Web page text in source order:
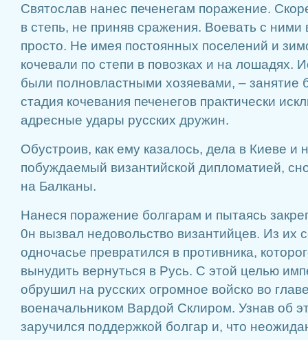
Святослав нанес печенегам поражение.
в степь, не приняв сражения. Воевать с
просто. Не имея постоянных поселений и
кочевали по степи в повозках и на лошадях.
были полновластными хозяевами, – занятие
стадия кочевания печенегов практически
адресные удары русских дружин.
Обустроив, как ему казалось, дела в Киеве и
побуждаемый византийской дипломатией,
на Балканы.
Нанеся поражение болгарам и пытаясь
0н вызвал недовольство византийцев. Из их
одночасье превратился в противника,
вынудить вернуться в Русь. С этой целью
обрушил на русских огромное войско во
военачальником Вардой Склиром. Узнав об
заручился поддержкой болгар и, что